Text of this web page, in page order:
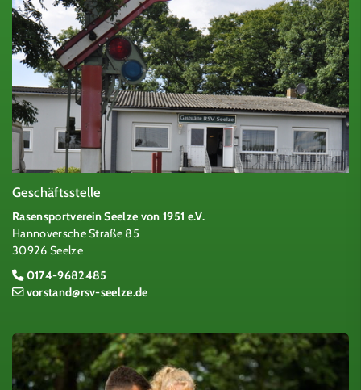
Geschäftsstelle
Rasensportverein Seelze von 1951 e.V.
Hannoversche Straße 85
30926 Seelze
0174-9682485
vorstand@rsv-seelze.de